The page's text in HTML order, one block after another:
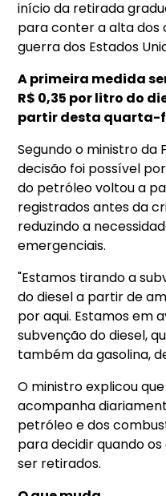
início da retirada
para conter a alta dos
guerra dos Estados
A primeira medida
R$ 0,35 por litro do
partir desta quarta-
Segundo o ministro da
decisão foi possível
do petróleo voltou a
registrados antes da
reduzindo a
emergenciais.
"Estamos tirando a
do diesel a partir de
por aqui. Estamos em
subvenção do diesel,
também da gasolina,
O ministro explicou
acompanha
petróleo e dos
para decidir quando
ser retirados.